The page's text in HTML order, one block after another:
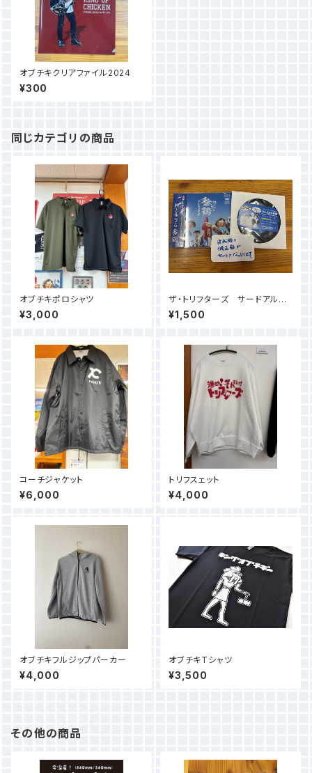
オブチキクリアファイル2024
¥300
同じカテゴリの商品
オブチキポロシャツ
¥3,000
ザ・トリフターズ サードアルバ
ム「村と生きる参鶏」
¥1,500
コーチジャケット
¥6,000
トリフスェット
¥4,000
オブチキフルジップパーカー
¥4,000
オブチキTシャツ
¥3,500
その他の商品